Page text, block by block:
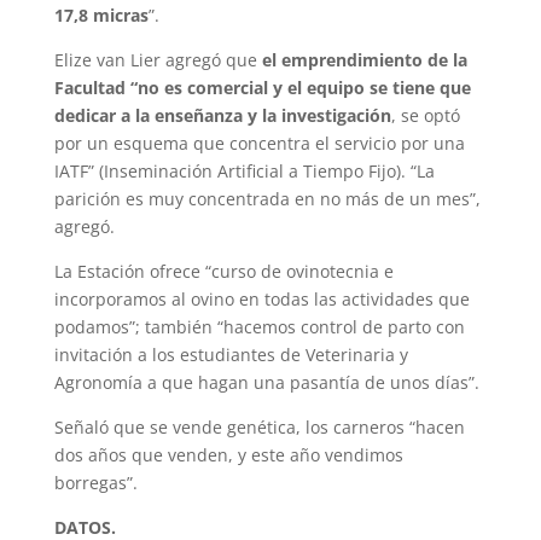
17,8 micras”.
Elize van Lier agregó que el emprendimiento de la
Facultad “no es comercial y el equipo se tiene que
dedicar a la enseñanza y la investigación, se optó
por un esquema que concentra el servicio por una
IATF” (Inseminación Artificial a Tiempo Fijo). “La
parición es muy concentrada en no más de un mes”,
agregó.
La Estación ofrece “curso de ovinotecnia e
incorporamos al ovino en todas las actividades que
podamos”; también “hacemos control de parto con
invitación a los estudiantes de Veterinaria y
Agronomía a que hagan una pasantía de unos días”.
Señaló que se vende genética, los carneros “hacen
dos años que venden, y este año vendimos
borregas”.
DATOS.